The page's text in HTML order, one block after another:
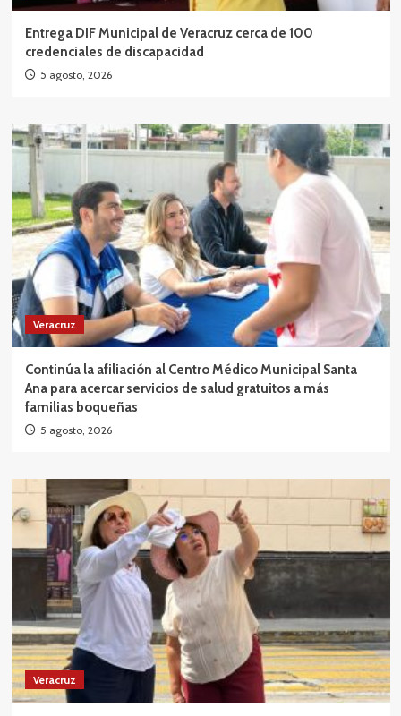
Entrega DIF Municipal de Veracruz cerca de 100
credenciales de discapacidad
5 agosto, 2026
Veracruz
Continúa la afiliación al Centro Médico Municipal Santa
Ana para acercar servicios de salud gratuitos a más
familias boqueñas
5 agosto, 2026
Veracruz